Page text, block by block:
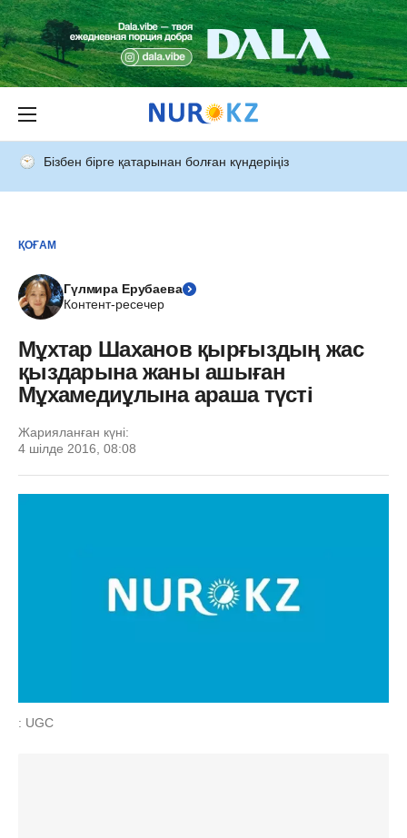
Бізбен бірге қатарынан болған күндеріңіз
ҚОҒАМ
Гүлмира Ерубаева
Контент-ресечер
Мұхтар Шаханов қырғыздың жас
қыздарына жаны ашыған
Мұхамедиұлына араша түсті
Жарияланған күні:
4 шілде 2016, 08:08
: UGC